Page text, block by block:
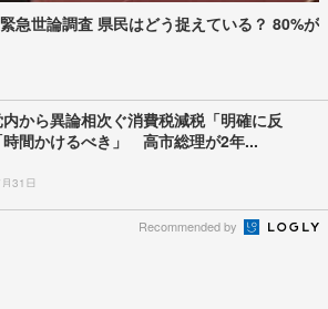
急世論調査 県民はどう捉えている？ 80%が
内から異論相次ぐ消費税減税「明確に反
時間かけるべき」 高市総理が2年...
31日
Recommended by